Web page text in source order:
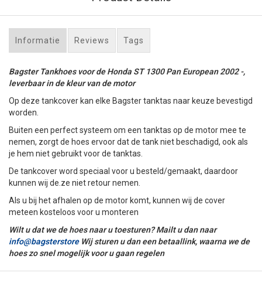
Informatie Reviews Tags
Bagster Tankhoes voor de Honda ST 1300 Pan European 2002 -,
leverbaar in de kleur van de motor
Op deze tankcover kan elke Bagster tanktas naar keuze bevestigd
worden.
Buiten een perfect systeem om een tanktas op de motor mee te
nemen, zorgt de hoes ervoor dat de tank niet beschadigd, ook als
je hem niet gebruikt voor de tanktas.
De tankcover word speciaal voor u besteld/gemaakt, daardoor
kunnen wij de.ze niet retour nemen.
Als u bij het afhalen op de motor komt, kunnen wij de cover
meteen kosteloos voor u monteren
Wilt u dat we de hoes naar u toesturen? Mailt u dan naar
info@bagsterstoreWij sturen u dan een betaallink, waarna we de
hoes zo snel mogelijk voor u gaan regelen